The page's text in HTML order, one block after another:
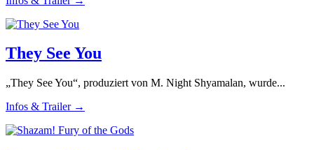
They See You
„They See You“, produziert von M. Night Shyamalan, wurde...
Infos & Trailer →